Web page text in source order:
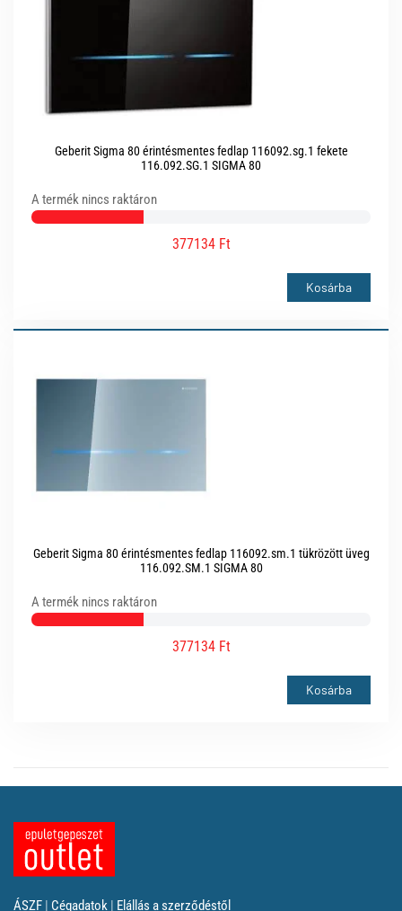
Geberit Sigma 80 érintésmentes fedlap 116092.sg.1 fekete
116.092.SG.1 SIGMA 80
A termék nincs raktáron
377134 Ft
Kosárba
Geberit Sigma 80 érintésmentes fedlap 116092.sm.1 tükrözött üveg
116.092.SM.1 SIGMA 80
A termék nincs raktáron
377134 Ft
Kosárba
ÁSZF | Cégadatok | Elállás a szerződéstől